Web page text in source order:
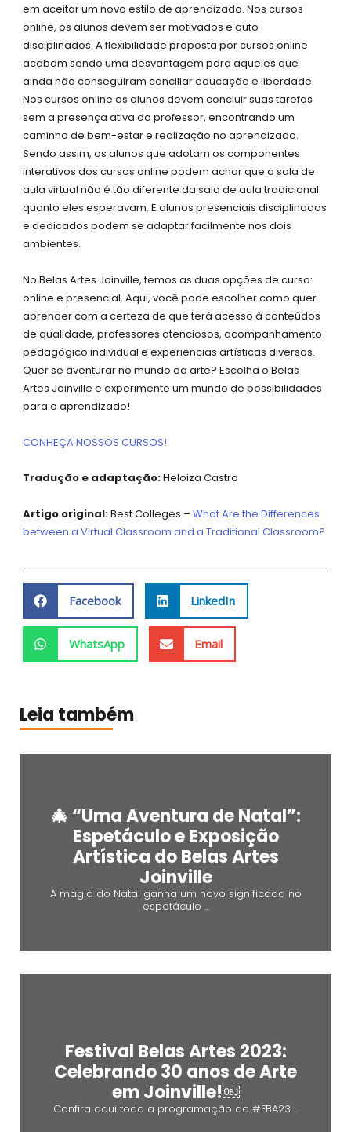
em aceitar um novo estilo de aprendizado. Nos cursos
online, os alunos devem ser motivados e auto
disciplinados. A flexibilidade proposta por cursos online
acabam sendo uma desvantagem para aqueles que
ainda não conseguiram conciliar educação e liberdade.
Nos cursos online os alunos devem concluir suas tarefas
sem a presença ativa do professor, encontrando um
caminho de bem-estar e realização no aprendizado.
Sendo assim, os alunos que adotam os componentes
interativos dos cursos online podem achar que a sala de
aula virtual não é tão diferente da sala de aula tradicional
quanto eles esperavam. E alunos presenciais disciplinados
e dedicados podem se adaptar facilmente nos dois
ambientes.
No Belas Artes Joinville, temos as duas opções de curso:
online e presencial. Aqui, você pode escolher como quer
aprender com a certeza de que terá acesso à conteúdos
de qualidade, professores atenciosos, acompanhamento
pedagógico individual e experiências artísticas diversas.
Quer se aventurar no mundo da arte? Escolha o Belas
Artes Joinville e experimente um mundo de possibilidades
para o aprendizado!
CONHEÇA NOSSOS CURSOS!
Tradução e adaptação:Heloiza Castro
Artigo original:Best Colleges –What Are the Differences
between a Virtual Classroom and a Traditional Classroom?
Facebook LinkedIn
WhatsApp Email
Leia também
🎄 “Uma Aventura de Natal”:
Espetáculo e Exposição
Artística do Belas Artes
Joinville
A magia do Natal ganha um novo significado no
espetáculo ...
Festival Belas Artes 2023:
Celebrando 30 anos de Arte
em Joinville!￼
Confira aqui toda a programação do #FBA23 ...